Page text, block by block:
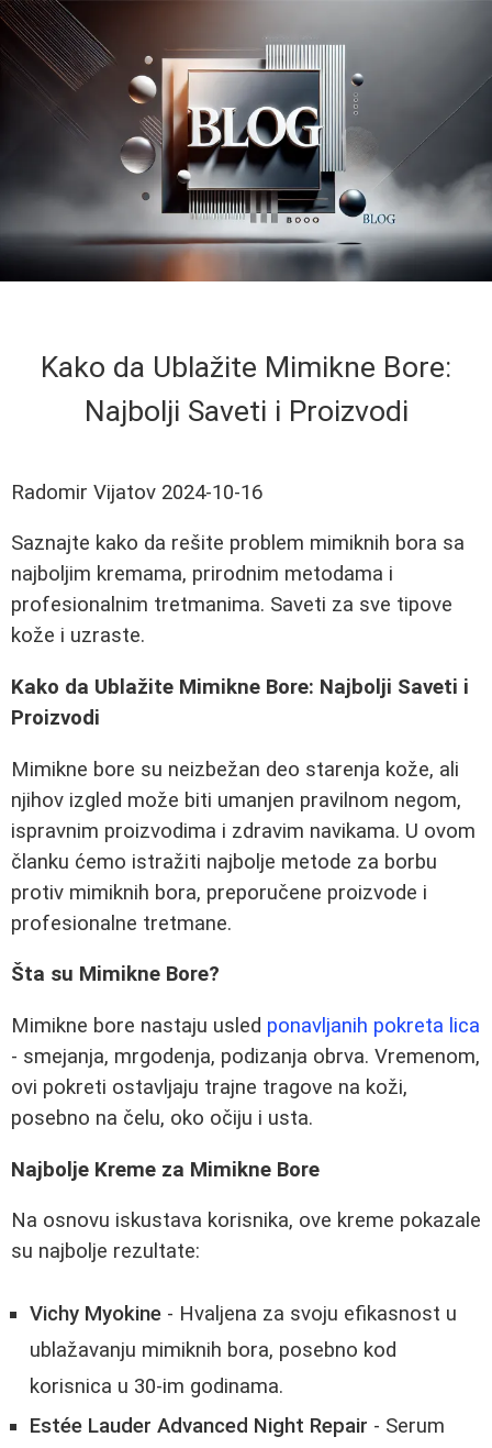
Kako da Ublažite Mimikne Bore:
Najbolji Saveti i Proizvodi
Radomir Vijatov 2024-10-16
Saznajte kako da rešite problem mimiknih bora sa
najboljim kremama, prirodnim metodama i
profesionalnim tretmanima. Saveti za sve tipove
kože i uzraste.
Kako da Ublažite Mimikne Bore: Najbolji Saveti i
Proizvodi
Mimikne bore su neizbežan deo starenja kože, ali
njihov izgled može biti umanjen pravilnom negom,
ispravnim proizvodima i zdravim navikama. U ovom
članku ćemo istražiti najbolje metode za borbu
protiv mimiknih bora, preporučene proizvode i
profesionalne tretmane.
Šta su Mimikne Bore?
Mimikne bore nastaju usled ponavljanih pokreta lica
- smejanja, mrgodenja, podizanja obrva. Vremenom,
ovi pokreti ostavljaju trajne tragove na koži,
posebno na čelu, oko očiju i usta.
Najbolje Kreme za Mimikne Bore
Na osnovu iskustava korisnika, ove kreme pokazale
su najbolje rezultate:
Vichy Myokine - Hvaljena za svoju efikasnost u
ublažavanju mimiknih bora, posebno kod
korisnica u 30-im godinama.
Estée Lauder Advanced Night Repair - Serum